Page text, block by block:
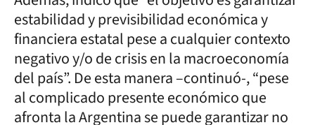
estabilidad y previsibilidad económica y
financiera estatal pese a cualquier contexto
negativo y/o de crisis en la macroeconomía
del país”. De esta manera –continuó-, “pese
al complicado presente económico que
afronta la Argentina se puede garantizar no